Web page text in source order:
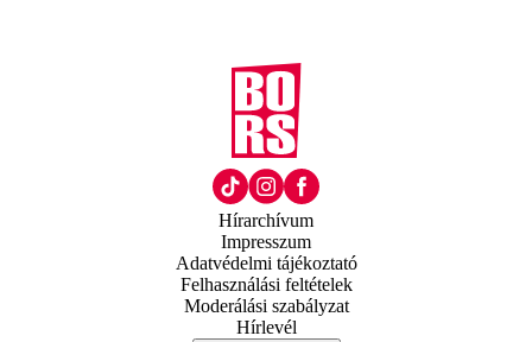
Hírarchívum
Impresszum
Adatvédelmi tájékoztató
Felhasználási feltételek
Moderálási szabályzat
Hírlevél